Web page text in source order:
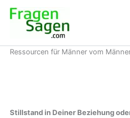
Skip
Ressourcen für Männer vom
Stillstand in Deiner Beziehung